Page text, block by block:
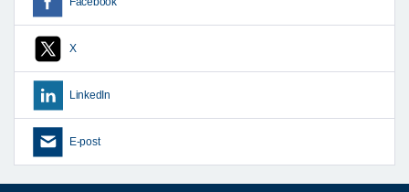
X
LinkedIn
E-post